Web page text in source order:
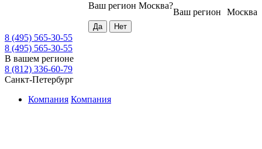
Москва
Ваш регион
Ваш регион Москва?
8 (495) 565-30-55
8 (495) 565-30-55
В вашем регионе
8 (812) 336-60-79
Санкт-Петербург
Компания Компания